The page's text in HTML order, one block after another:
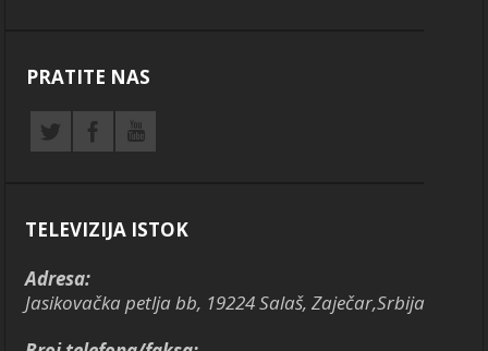
PRATITE NAS
TELEVIZIJA ISTOK
Adresa:
Jasikovačka petlja bb, 19224 Salaš, Zaječar,Srbija